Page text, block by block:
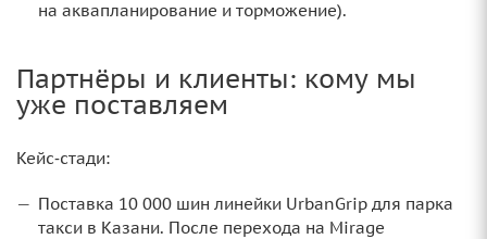
на аквапланирование и торможение).
Партнёры и клиенты: кому мы
уже поставляем
Кейс‑стади:
Поставка 10 000 шин линейки UrbanGrip для парка
такси в Казани. После перехода на Mirage